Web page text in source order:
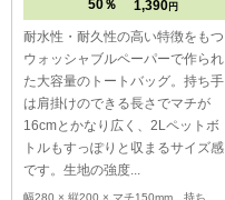
50％ 1,390円
耐水性・耐久性の高い特徴をもつ
ウォッシャブルペーパーで作られ
た大容量のトートバッグ。持ち手
は肩掛けのできる長さでマチが
16cmとかなり広く、2Lペットボ
トルもすっぽりと収まるサイズ感
です。生地の強度...